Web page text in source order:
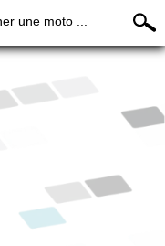
une moto ...